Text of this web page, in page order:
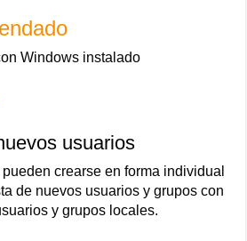
Windows instalado
usuarios
crearse en forma individual
de nuevos usuarios y grupos con
y grupos locales.